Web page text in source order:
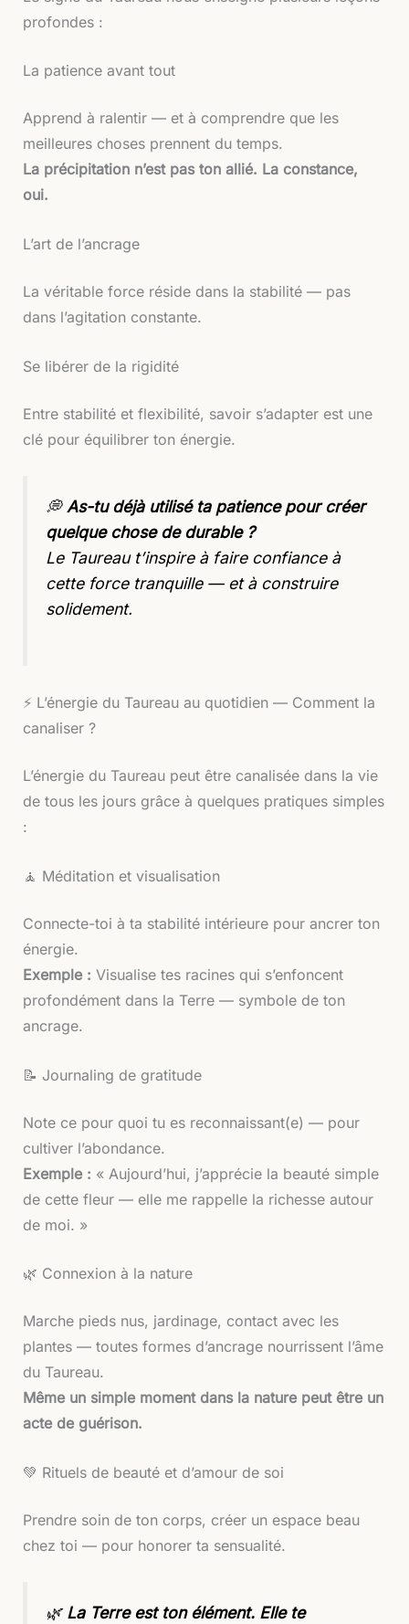
profondes :
La patience avant tout
Apprend à ralentir — et à comprendre que les
meilleures choses prennent du temps.
La précipitation n’est pas ton allié. La constance,
oui.
L’art de l’ancrage
La véritable force réside dans la stabilité — pas
dans l’agitation constante.
Se libérer de la rigidité
Entre stabilité et flexibilité, savoir s’adapter est une
clé pour équilibrer ton énergie.
💭 As-tu déjà utilisé ta patience pour créer
quelque chose de durable ?
Le Taureau t’inspire à faire confiance à
cette force tranquille — et à construire
solidement.
⚡️ L’énergie du Taureau au quotidien — Comment la
canaliser ?
L’énergie du Taureau peut être canalisée dans la vie
de tous les jours grâce à quelques pratiques simples
:
🧘 Méditation et visualisation
Connecte-toi à ta stabilité intérieure pour ancrer ton
énergie.
Exemple : Visualise tes racines qui s’enfoncent
profondément dans la Terre — symbole de ton
ancrage.
📝 Journaling de gratitude
Note ce pour quoi tu es reconnaissant(e) — pour
cultiver l’abondance.
Exemple : « Aujourd’hui, j’apprécie la beauté simple
de cette fleur — elle me rappelle la richesse autour
de moi. »
🌿 Connexion à la nature
Marche pieds nus, jardinage, contact avec les
plantes — toutes formes d’ancrage nourrissent l’âme
du Taureau.
Même un simple moment dans la nature peut être un
acte de guérison.
💚 Rituels de beauté et d’amour de soi
Prendre soin de ton corps, créer un espace beau
chez toi — pour honorer ta sensualité.
🌿La Terre est ton élément. Elle te